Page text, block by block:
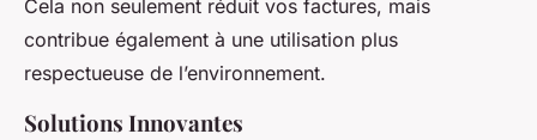
Cela non seulement réduit vos factures, mais
contribue également à une utilisation plus
respectueuse de l’environnement.
Solutions Innovantes